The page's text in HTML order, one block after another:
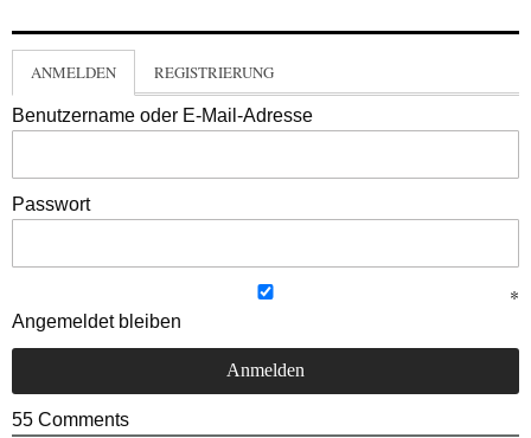
ANMELDEN REGISTRIERUNG
Benutzername oder E-Mail-Adresse
Passwort
Angemeldet bleiben
55 Comments